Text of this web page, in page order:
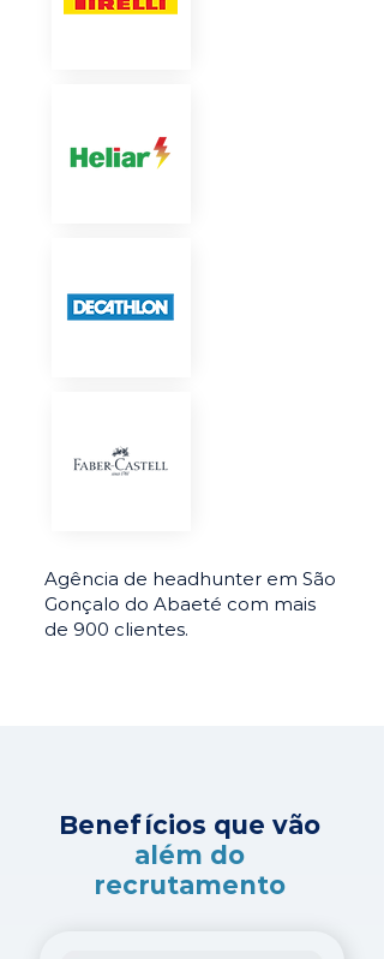
Agência de headhunter em São
Gonçalo do Abaeté com mais
de 900 clientes.
Benefícios que vão
além do
recrutamento